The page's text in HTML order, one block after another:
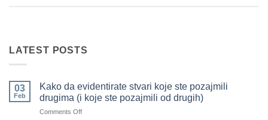
LATEST POSTS
03
Feb
Kako da evidentirate stvari koje ste pozajmili
drugima (i koje ste pozajmili od drugih)
Comments Offon